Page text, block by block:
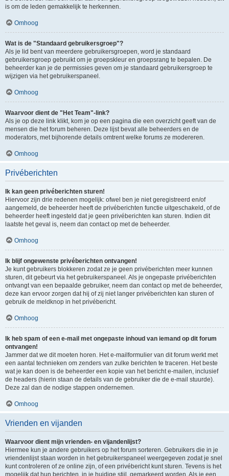
is om de leden gemakkelijk te herkennen.
Omhoog
Wat is de "Standaard gebruikersgroep"?
Als je lid bent van meerdere gebruikersgroepen, word je standaard
gebruikersgroep gebruikt om je groepskleur en groepsrang te bepalen. De
beheerder kan je de permissies geven om je standaard gebruikersgroep te
wijzigen via het gebruikerspaneel.
Omhoog
Waarvoor dient de "Het Team"-link?
Als je op deze link klikt, kom je op een pagina die een overzicht geeft van de
mensen die het forum beheren. Deze lijst bevat alle beheerders en de
moderators, met bijhorende details omtrent welke forums ze modereren.
Omhoog
Privéberichten
Ik kan geen privéberichten sturen!
Hiervoor zijn drie redenen mogelijk: ofwel ben je niet geregistreerd en/of
aangemeld, de beheerder heeft de privéberichten functie uitgeschakeld, of de
beheerder heeft ingesteld dat je geen privéberichten kan sturen. Indien dit
laatste het geval is, neem dan contact op met de beheerder.
Omhoog
Ik blijf ongewenste privéberichten ontvangen!
Je kunt gebruikers blokkeren zodat ze je geen privéberichten meer kunnen
sturen, dit gebeurt via het gebruikerspaneel. Als je ongepaste privéberichten
ontvangt van een bepaalde gebruiker, neem dan contact op met de beheerder,
deze kan ervoor zorgen dat hij of zij niet langer privéberichten kan sturen of
gebruik de meldknop in het privébericht.
Omhoog
Ik heb spam of een e-mail met ongepaste inhoud van iemand op dit forum
ontvangen!
Jammer dat we dit moeten horen. Het e-mailformulier van dit forum werkt met
een aantal technieken om zenders van zulke berichten te traceren. Het beste
wat je kan doen is de beheerder een kopie van het bericht e-mailen, inclusief
de headers (hierin staan de details van de gebruiker die de e-mail stuurde).
Deze zal dan de nodige stappen ondernemen.
Omhoog
Vrienden en vijanden
Waarvoor dient mijn vrienden- en vijandenlijst?
Hiermee kun je andere gebruikers op het forum sorteren. Gebruikers die in je
vriendenlijst staan worden in het gebruikerspaneel weergegeven zodat je snel
kunt controleren of ze online zijn, of een privébericht kunt sturen. Tevens is het
mogelijk dat hun berichten, in je huidige stijl, gemarkeerd worden. Als je een